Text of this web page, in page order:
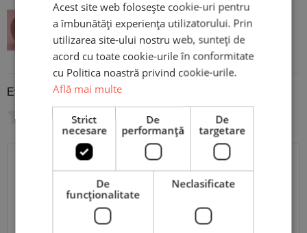
Suport pentru telefon PopGrip -
Book Lover
Evaluare *
Scrie recenzia ta
Acest site web folosește cookie-uri pentru
a îmbunătăți experiența utilizatorului. Prin
utilizarea site-ului nostru web, sunteți de
acord cu toate cookie-urile în conformitate
cu Politica noastră privind cookie-urile.
Află mai multe
Strict
necesare
De
performanță
De
targetare
De
funcţionalitate
Neclasificate